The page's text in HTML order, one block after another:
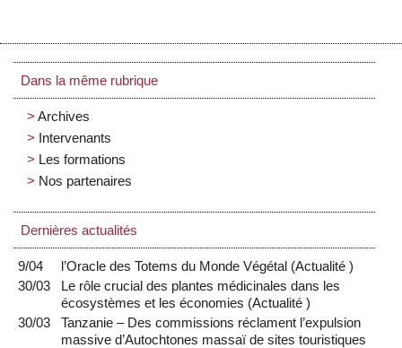
Dans la même rubrique
Archives
Intervenants
Les formations
Nos partenaires
Dernières actualités
9/04 l’Oracle des Totems du Monde Végétal (Actualité)
30/03
Le rôle crucial des plantes médicinales dans les
écosystèmes et les économies (Actualité)
30/03
Tanzanie – Des commissions réclament l’expulsion
massive d’Autochtones massaï de sites touristiques